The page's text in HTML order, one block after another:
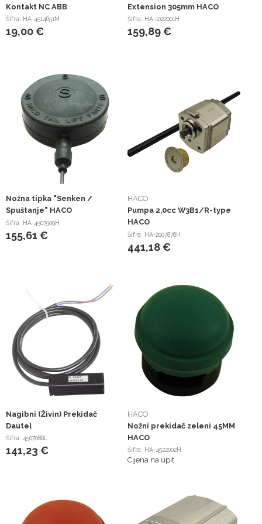
Kontakt NC ABB
Šifra: HA-4514651M
19,00 €
Extension 305mm HACO
Šifra: HA-1022001H
159,89 €
Nožna tipka "Senken /
Spuštanje" HACO
Šifra: HA-4507509H
155,61 €
HACO
Pumpa 2,0cc W3B1/R-type
HACO
Šifra: HA-2007876H
441,18 €
Nagibni (Živin) Prekidač
Dautel
Šifra: 4507086L
141,23 €
HACO
Nožni prekidač zeleni 45MM
HACO
Šifra: HA-4522002H
Cijena na upit